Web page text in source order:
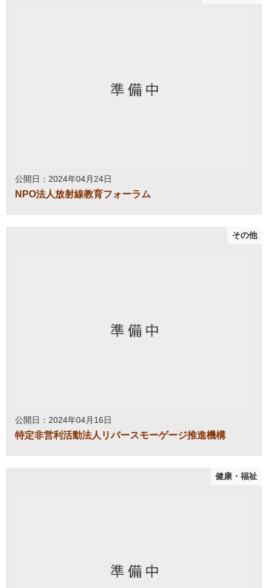
公開日：2024年04月24日
NPO法人放射線教育フォーラム
その他
公開日：2024年04月16日
特定非営利活動法人リバースモーゲージ推進機構
健康・福祉